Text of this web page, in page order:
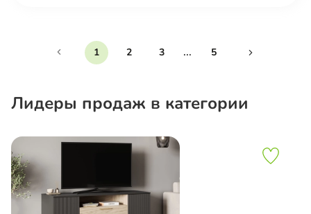
1 2 3 ... 5
Лидеры продаж в категории